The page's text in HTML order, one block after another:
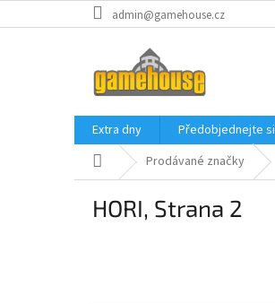
na
admin@gamehouse.cz
Extra dny Předobjednejte si
Domů Prodávané značky
HORI, Strana 2